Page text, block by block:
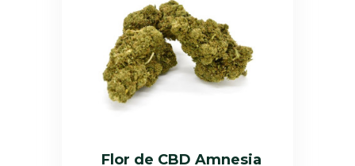
Flor de CBD Amnesia